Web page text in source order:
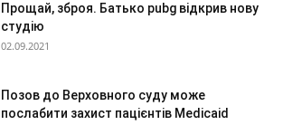
Прощай, зброя. Батько pubg відкрив нову
студію
02.09.2021
Позов до Верховного суду може
послабити захист пацієнтів Medicaid